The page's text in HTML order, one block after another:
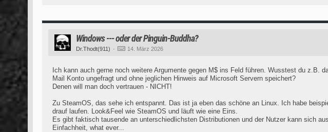
Windows --- oder der Pinguin-Buddha?
Dr.Thodt(911) 14. März 2026
Ich kann auch gerne noch weitere Argumente gegen M$ ins Feld führen. Wusstest du
Mail Konto ungefragt und ohne jeglichen Hinweis auf Microsoft Servern speichert?
Denen will man doch vertrauen - NICHT!
Zu SteamOS, das sehe ich entspannt. Das ist ja eben das schöne an Linux. Ich habe
drauf laufen. Look&Feel wie SteamOS und läuft wie eine Eins.
Es gibt faktisch tausende an unterschiedlichsten Distributionen und der Nutzer kann sich
Einfachheit, what ever...